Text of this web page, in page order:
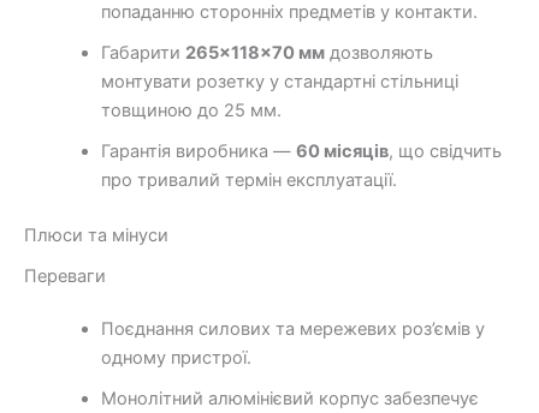
попаданню сторонніх предметів у контакти.
Габарити 265×118×70 ммдозволяють
монтувати розетку у стандартні стільниці
товщиною до 25 мм.
Гарантія виробника — 60 місяців, що свідчить
про тривалий термін експлуатації.
Плюси та мінуси
Переваги
Поєднання силових та мережевих роз’ємів у
одному пристрої.
Монолітний алюмінієвий корпус забезпечує